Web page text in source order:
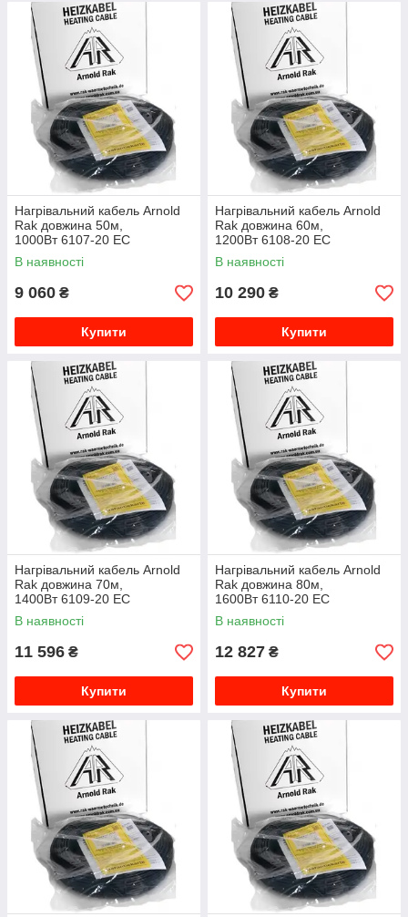
Нагрівальний кабель Arnold
Rak довжина 50м,
1000Вт 6107-20 EC
В наявності
9 060 ₴
Купити
Нагрівальний кабель Arnold
Rak довжина 60м,
1200Вт 6108-20 EC
В наявності
10 290 ₴
Купити
Нагрівальний кабель Arnold
Rak довжина 70м,
1400Вт 6109-20 EC
В наявності
11 596 ₴
Купити
Нагрівальний кабель Arnold
Rak довжина 80м,
1600Вт 6110-20 EC
В наявності
12 827 ₴
Купити